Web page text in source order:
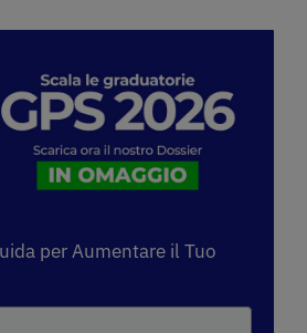
per Aumentare il Tuo